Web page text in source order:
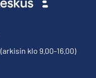
(arkisin klo 9.00-16.00)